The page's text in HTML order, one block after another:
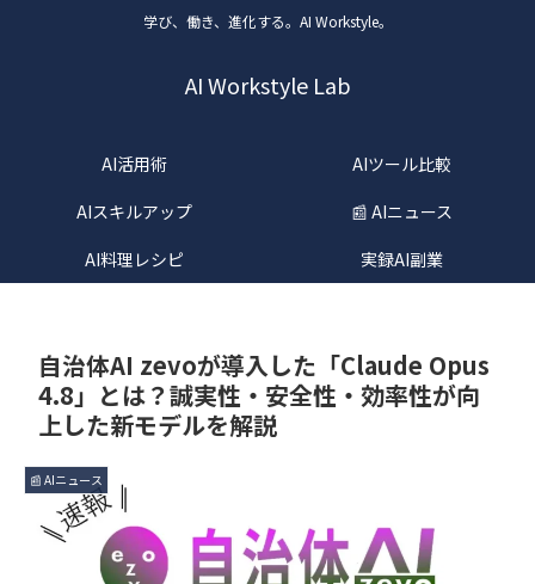
学び、働き、進化する。AI Workstyle。
AI Workstyle Lab
AI活用術
AIツール比較
AIスキルアップ
📰 AIニュース
AI料理レシピ
実録AI副業
自治体AI zevoが導入した「Claude Opus
4.8」とは？誠実性・安全性・効率性が向
上した新モデルを解説
📰 AIニュース